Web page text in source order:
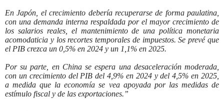
En Japón, el crecimiento debería recuperarse de forma paulatina,
con una demanda interna respaldada por el mayor crecimiento de
los salarios reales, el mantenimiento de una política monetaria
acomodaticia y los recortes temporales de impuestos. Se prevé que
el PIB crezca un 0,5% en 2024 y un 1,1% en 2025.
Por su parte, en China se espera una desaceleración moderada,
con un crecimiento del PIB del 4,9% en 2024 y del 4,5% en 2025,
a medida que la economía se vea apoyada por las medidas de
estímulo fiscal y de las exportaciones.”